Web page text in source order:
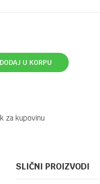
DODAJ U KORPU
za kupovinu
SLIČNI PROIZVODI